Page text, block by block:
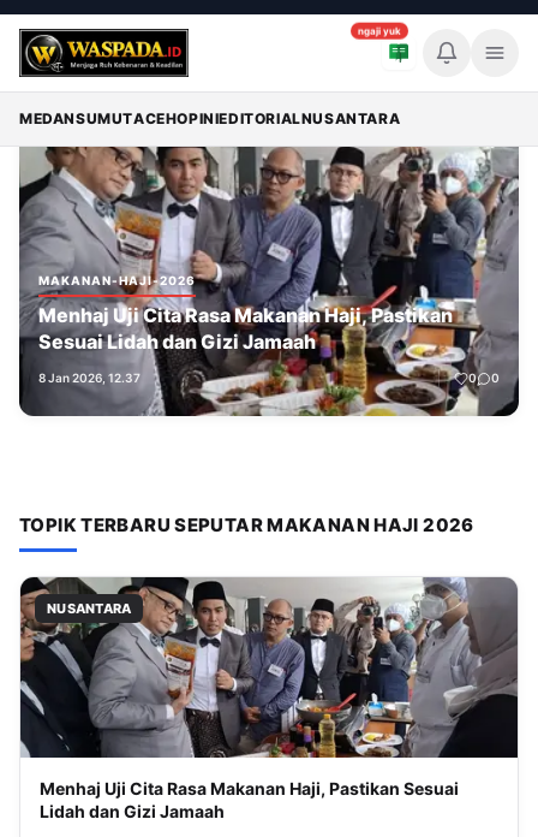
ngaji yuk
MEDANSUMUTACEHOPINIEDITORIALNUSANTARA
Breaking News
Memuat breaking news...
MAKANAN-HAJI-2026
Menhaj Uji Cita Rasa Makanan Haji, Pastikan
Sesuai Lidah dan Gizi Jamaah
8 Jan 2026, 12.37 0 0
TOPIK TERBARU SEPUTAR MAKANAN HAJI 2026
NUSANTARA
Menhaj Uji Cita Rasa Makanan Haji, Pastikan Sesuai
Lidah dan Gizi Jamaah